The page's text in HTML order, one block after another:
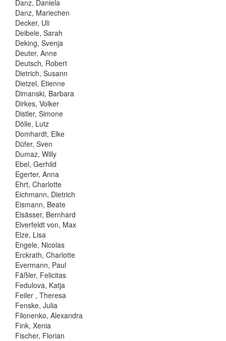
Danz, Daniela
Danz, Mariechen
Decker, Uli
Deibele, Sarah
Deking, Svenja
Deuter, Anne
Deutsch, Robert
Dietrich, Susann
Dietzel, Etienne
Dimanski, Barbara
Dirkes, Volker
Distler, Simone
Dölle, Lutz
Domhardt, Elke
Düfer, Sven
Dumaz, Willy
Ebel, Gerhild
Egerter, Anna
Ehrt, Charlotte
Eichmann, Dietrich
Eismann, Beate
Elsässer, Bernhard
Elverfeldt von, Max
Elze, Lisa
Engele, Nicolas
Erckrath, Charlotte
Evermann, Paul
Fäßler, Felicitas
Fedulova, Katja
Feiler , Theresa
Fenske, Julia
Filonenko, Alexandra
Fink, Xenia
Fischer, Florian